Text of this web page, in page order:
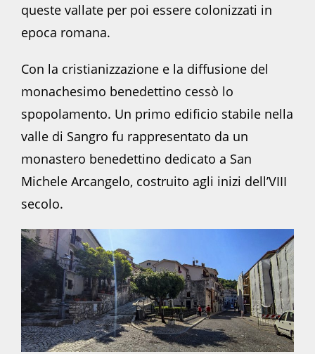
queste vallate per poi essere colonizzati in
epoca romana.
Con la cristianizzazione e la diffusione del
monachesimo benedettino cessò lo
spopolamento. Un primo edificio stabile nella
valle di Sangro fu rappresentato da un
monastero benedettino dedicato a San
Michele Arcangelo, costruito agli inizi dell’VIII
secolo.